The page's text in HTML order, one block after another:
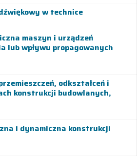
w technice
maszyn i urządzeń
lub wpływu propagowanych
odkształceń i
konstrukcji budowlanych,
i dynamiczna konstrukcji